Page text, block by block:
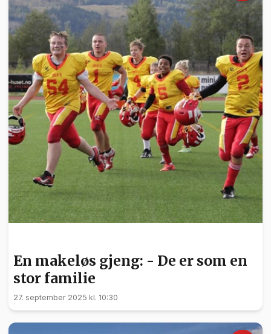
En makeløs gjeng: - De er som en
stor familie
27. september 2025 kl. 10:30